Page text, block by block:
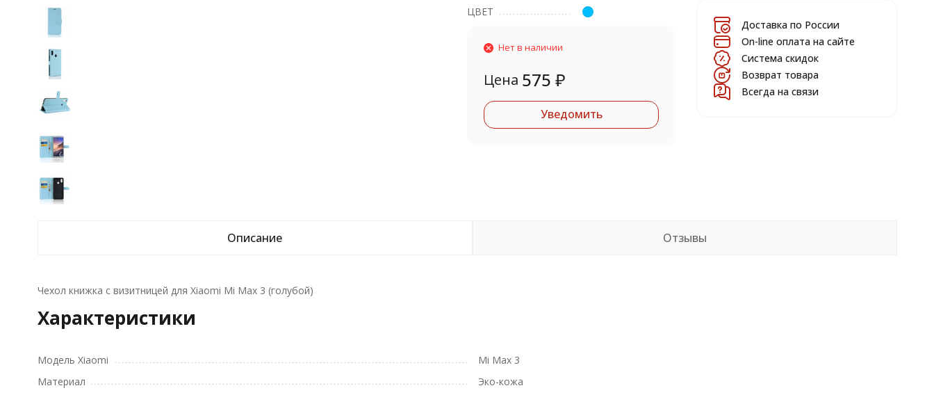
ЦВЕТ
Нет в наличии
Цена 575 ₽
Уведомить
Доставка по России
On-line оплата на сайте
Система скидок
Возврат товара
Всегда на связи
Описание Отзывы
Чехол книжка с визитницей для Xiaomi Mi Max 3 (голубой)
Характеристики
Модель Xiaomi
Mi Max 3
Материал
Эко-кожа